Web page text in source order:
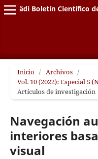
Pädi Boletín Científico
Inicio / Archivos /
Vol. 10 (2022): Especial 5
Artículos de investigación
Navegación
interiores
visual